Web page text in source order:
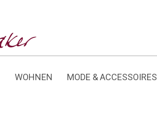
WOHNEN MODE & ACCESSOIRES